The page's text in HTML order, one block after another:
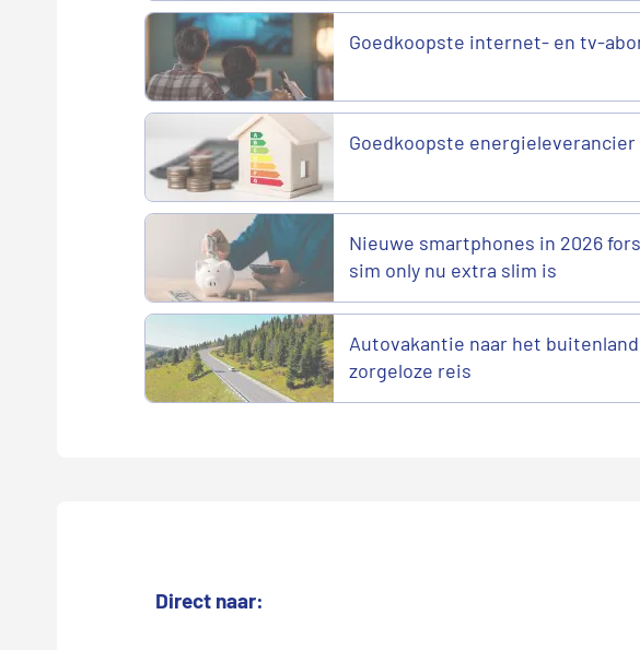
Goedkoopste internet- en tv-
Goedkoopste
Nieuwe smartphones in 2026
sim only nu extra slim is
Autovakantie naar het
zorgeloze reis
Direct naar: